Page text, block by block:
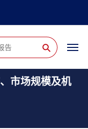
⚲
市场规模及机